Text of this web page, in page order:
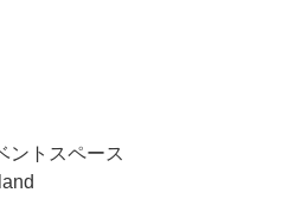
ントスペース